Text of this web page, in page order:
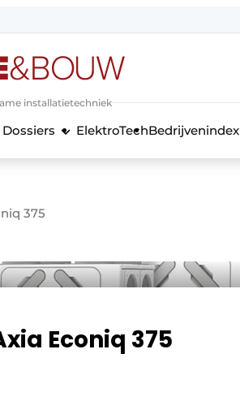
de aanmelding
installatietechniek
Dossiers ElektroTechBedrijvenindex
375
Econiq 375